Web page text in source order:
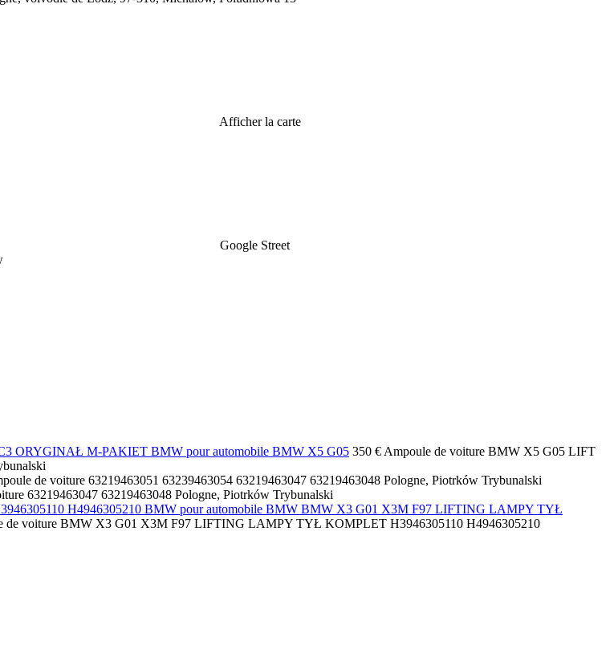
Afficher la carte
Google Street
ORYGINAŁ M-PAKIET BMW pour automobile BMW X5 G05 350 € Ampoule de voiture BMW X5 G05 LIFT
de voiture 63219463051 63239463054 63219463047 63219463048 Pologne, Piotrków Trybunalski
63219463047 63219463048 Pologne, Piotrków Trybunalski
H4946305210 BMW pour automobile BMW BMW X3 G01 X3M F97 LIFTING LAMPY TYŁ
de voiture BMW X3 G01 X3M F97 LIFTING LAMPY TYŁ KOMPLET H3946305110 H4946305210